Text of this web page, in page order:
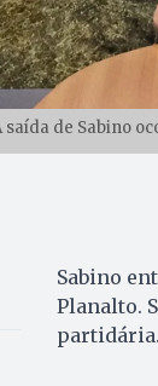
saída de Sabino
Sabino
Planalto.